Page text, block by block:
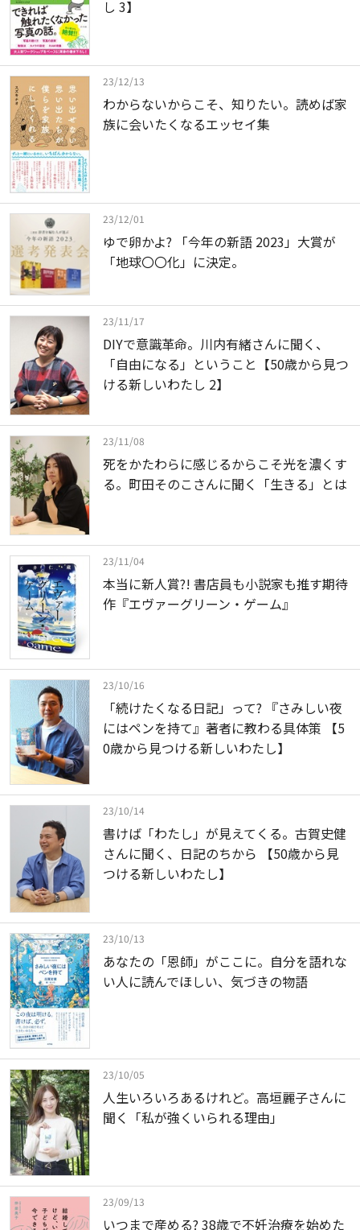
し 3】
23/12/13
わからないからこそ、知りたい。読めば家
族に会いたくなるエッセイ集
23/12/01
ゆで卵かよ? 「今年の新語 2023」大賞が
「地球〇〇化」に決定。
23/11/17
DIYで意識革命。川内有緒さんに聞く、
「自由になる」ということ【50歳から見つ
ける新しいわたし 2】
23/11/08
死をかたわらに感じるからこそ光を濃くす
る。町田そのこさんに聞く「生きる」とは
23/11/04
本当に新人賞?! 書店員も小説家も推す期待
作『エヴァーグリーン・ゲーム』
23/10/16
「続けたくなる日記」って? 『さみしい夜
にはペンを持て』著者に教わる具体策 【5
0歳から見つける新しいわたし】
23/10/14
書けば「わたし」が見えてくる。古賀史健
さんに聞く、日記のちから 【50歳から見
つける新しいわたし】
23/10/13
あなたの「恩師」がここに。自分を語れな
い人に読んでほしい、気づきの物語
23/10/05
人生いろいろあるけれど。高垣麗子さんに
聞く「私が強くいられる理由」
23/09/13
いつまで産める? 38歳で不妊治療を始めた